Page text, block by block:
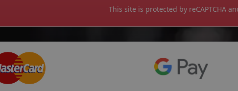
This site is protected by reCAPTCHA